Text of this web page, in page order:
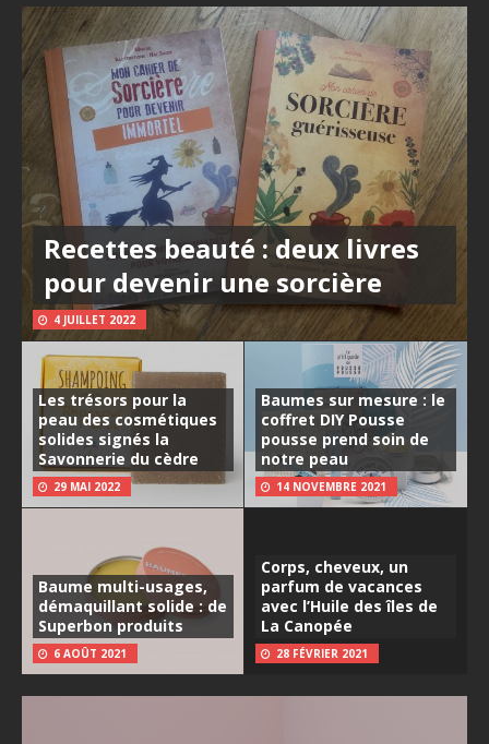
Recettes beauté : deux livres
pour devenir une sorcière
4 JUILLET 2022
Les trésors pour la
peau des cosmétiques
solides signés la
Savonnerie du cèdre
29 MAI 2022
Baumes sur mesure : le
coffret DIY Pousse
pousse prend soin de
notre peau
14 NOVEMBRE 2021
Baume multi-usages,
démaquillant solide : de
Superbon produits
6 AOÛT 2021
Corps, cheveux, un
parfum de vacances
avec l’Huile des îles de
La Canopée
28 FÉVRIER 2021